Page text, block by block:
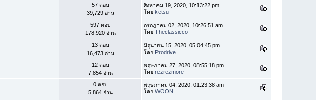
57 ตอบ
39,729 อ่าน
สิงหาคม 19, 2020, 10:13:22 pm
โดยketsu
597 ตอบ
178,920 อ่าน
กรกฎาคม 02, 2020, 10:26:51 am
โดยTheclassicco
13 ตอบ
16,473 อ่าน
มิถุนายน 15, 2020, 05:04:45 pm
โดย Prodrive
12 ตอบ
7,854 อ่าน
พฤษภาคม 27, 2020, 08:55:18 pm
โดยrezrezmore
0 ตอบ
5,864 อ่าน
พฤษภาคม 04, 2020, 01:23:38 am
โดยWOON